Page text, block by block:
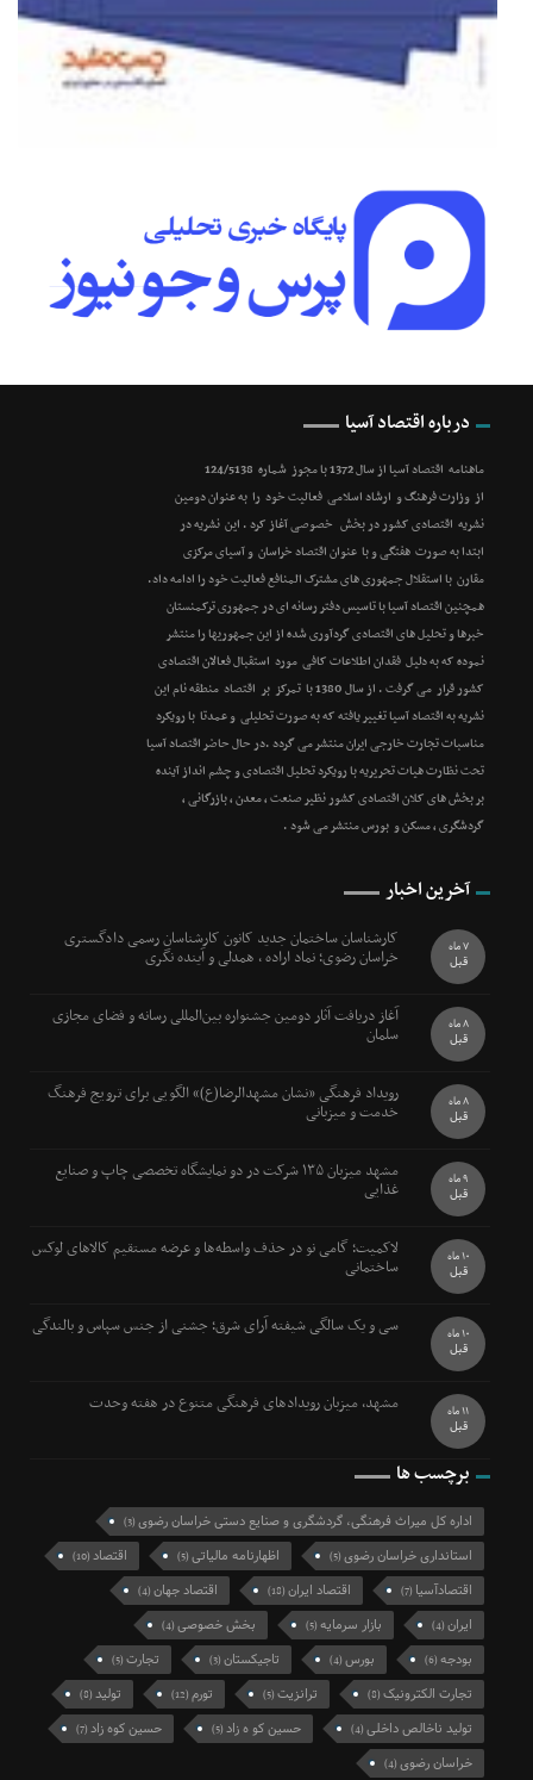
درباره اقتصاد آسیا
ماهنامه اقتصاد آسیا از سال 1372 با مجوز شماره 124/5138
از وزارت فرهنگ و ارشاد اسلامی فعالیت خود را به عنوان دومین
نشریه اقتصادی کشور در بخش خصوصی آغاز کرد . این نشریه در
ابتدا به صورت هفتگی و با عنوان اقتصاد خراسان و آسیای مرکزی
مقارن با استقلال جمهوری های مشترک المنافع فعالیت خود را ادامه داد.
همچنین اقتصاد آسیا با تاسیس دفتر رسانه ای در جمهوری ترکمنستان
خبرها و تحلیل های اقتصادی گردآوری شده از این جمهوریها را منتشر
نموده که به دلیل فقدان اطلاعات کافی مورد استقبال فعالان اقتصادی
کشور قرار می گرفت . از سال 1380 با تمرکز بر اقتصاد منطقه نام این
نشریه به اقتصاد آسیا تغییر یافته که به صورت تحلیلی و عمدتا با رویکرد
مناسبات تجارت خارجی ایران منتشر می گردد .در حال حاضر اقتصاد آسیا
تحت نظارت هیات تحریریه با رویکرد تحلیل اقتصادی و چشم انداز آینده
بر بخش های کلان اقتصادی کشور نظیر صنعت ، معدن ، بازرگانی ،
گردشگری ، مسکن و بورس منتشر می شود .
آخرین اخبار
کارشناسان ساختمان جدید کانون کارشناسان رسمی دادگستری
خراسان رضوی؛ نماد اراده ، همدلی و آینده نگری 7 ماه
قبل
آغاز دریافت آثار دومین جشنواره بین‌المللی رسانه و فضای مجازی
سلمان 8 ماه
قبل
رویداد فرهنگی «نشان مشهدالرضا(ع)» الگویی برای ترویج فرهنگ
خدمت و میزبانی 8 ماه
قبل
مشهد میزبان ۱۳۵ شرکت در دو نمایشگاه تخصصی چاپ و صنایع
غذایی 9 ماه
قبل
لاکمیت؛ گامی نو در حذف واسطه‌ها و عرضه مستقیم کالاهای لوکس
ساختمانی 10 ماه
قبل
سی و یک سالگی شیفته آرای شرق؛ جشنی از جنس سپاس و بالندگی 10 ماه
قبل
مشهد، میزبان رویدادهای فرهنگی متنوع در هفته وحدت 11 ماه
قبل
برچسب ها
اداره کل میراث فرهنگی، گردشگری و صنایع دستی خراسان رضوی(3)
استانداری خراسان رضوی(5) اظهارنامه مالیاتی(5) اقتصاد(10)
اقتصادآسیا (7) اقتصاد ایران(18) اقتصاد جهان(4)
ایران(4) بازار سرمایه(5) بخش خصوصی(4)
بودجه(6) بورس(4) تاجیکستان(3) تجارت(5)
تجارت الکترونیک(8) ترانزیت(5) تورم(12) تولید(8)
تولید ناخالص داخلی(4) حسین کو ه زاد(5) حسین کوه زاد(7)
خراسان رضوی(4)